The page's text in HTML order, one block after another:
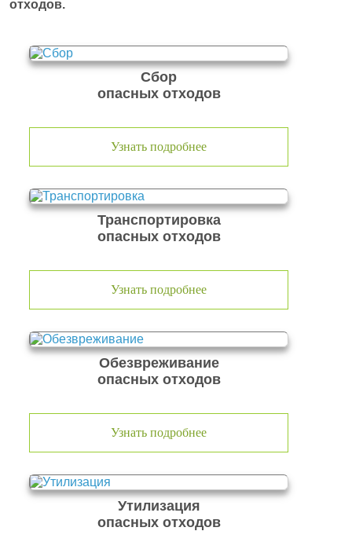
отходов.
Сбор
опасных отходов
Узнать подробнее
Транспортировка
опасных отходов
Узнать подробнее
Обезвреживание
опасных отходов
Узнать подробнее
Утилизация
опасных отходов